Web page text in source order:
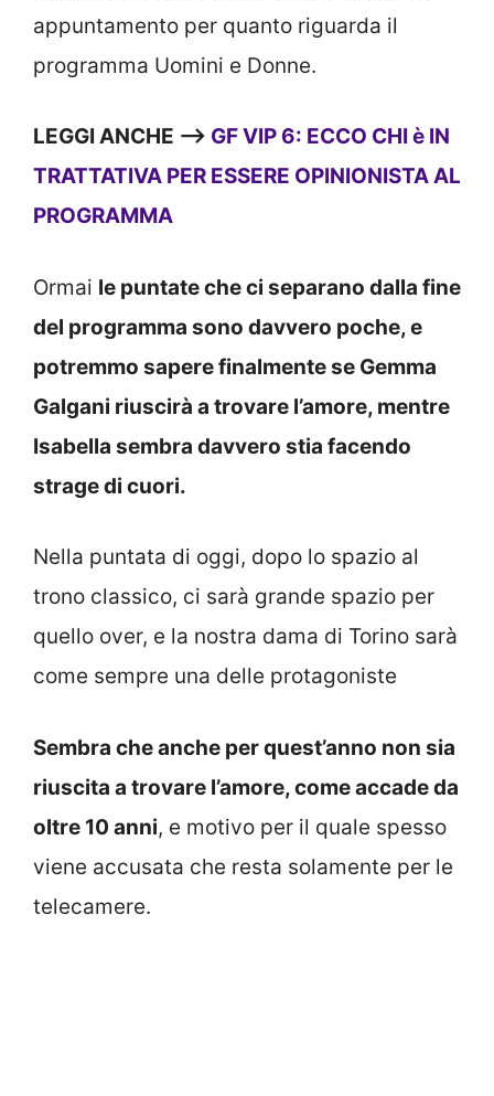
appuntamento per quanto riguarda il
programma Uomini e Donne.
LEGGI ANCHE —> GF VIP 6: ECCO CHI è IN
TRATTATIVA PER ESSERE OPINIONISTA AL
PROGRAMMA
Ormai le puntate che ci separano dalla fine
del programma sono davvero poche, e
potremmo sapere finalmente se Gemma
Galgani riuscirà a trovare l’amore, mentre
Isabella sembra davvero stia facendo
strage di cuori.
Nella puntata di oggi, dopo lo spazio al
trono classico, ci sarà grande spazio per
quello over, e la nostra dama di Torino sarà
come sempre una delle protagoniste
Sembra che anche per quest’anno non sia
riuscita a trovare l’amore, come accade da
oltre 10 anni, e motivo per il quale spesso
viene accusata che resta solamente per le
telecamere.